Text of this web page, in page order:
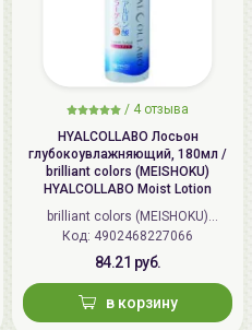
/ 4 отзыва
HYALCOLLABO Лосьон
глубокоувлажняющий, 180мл /
brilliant colors (MEISHOKU)
HYALCOLLABO Moist Lotion
brilliant colors (MEISHOKU)
(Япония)
Код: 4902468227066
84.21 руб.
в корзину